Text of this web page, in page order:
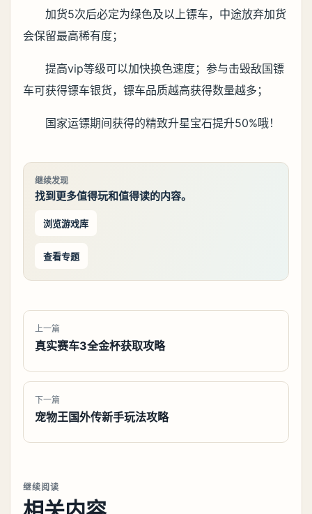
加货5次后必定为绿色及以上镖车，中途放弃加货
会保留最高稀有度；
提高vip等级可以加快换色速度；参与击毁敌国镖
车可获得镖车银货，镖车品质越高获得数量越多；
国家运镖期间获得的精致升星宝石提升50%哦！
继续发现
找到更多值得玩和值得读的内容。
浏览游戏库
查看专题
上一篇
真实赛车3全金杯获取攻略
下一篇
宠物王国外传新手玩法攻略
继续阅读